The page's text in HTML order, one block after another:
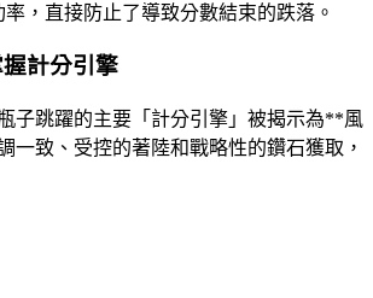
，直接防止了導致分數結束的跌落。
計分引擎
子跳躍的主要「計分引擎」被揭示為**風
一致、受控的著陸和戰略性的鑽石獲取，